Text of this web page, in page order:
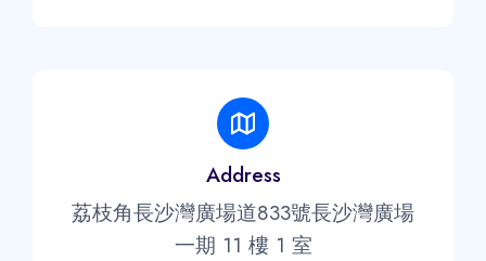
Address
荔枝角長沙灣廣場道833號長沙灣廣場
一期 11 樓 1 室